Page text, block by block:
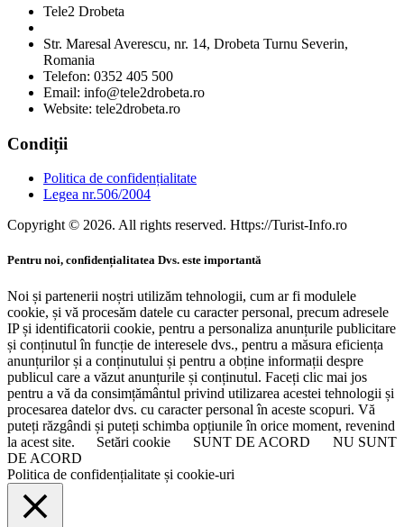
Tele2 Drobeta
Str. Maresal Averescu, nr. 14, Drobeta Turnu Severin,
Romania
Telefon: 0352 405 500
Email: info@tele2drobeta.ro
Website: tele2drobeta.ro
Condiții
Politica de confidențialitate
Legea nr.506/2004
Copyright © 2026. All rights reserved. Https://Turist-Info.ro
Pentru noi, confidențialitatea Dvs. este importantă
Noi și partenerii noștri utilizăm tehnologii, cum ar fi modulele
cookie, și vă procesăm datele cu caracter personal, precum adresele
IP și identificatorii cookie, pentru a personaliza anunțurile publicitare
și conținutul în funcție de interesele dvs., pentru a măsura eficiența
anunțurilor și a conținutului și pentru a obține informații despre
publicul care a văzut anunțurile și conținutul. Faceți clic mai jos
pentru a vă da consimțământul privind utilizarea acestei tehnologii și
procesarea datelor dvs. cu caracter personal în aceste scopuri. Vă
puteți răzgândi și puteți schimba opțiunile în orice moment, revenind
la acest site.
Setări cookie SUNT DE ACORD
NU SUNT
DE ACORD
Politica de confidențialitate și cookie-uri